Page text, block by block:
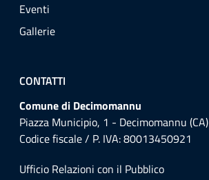
Eventi
Gallerie
CONTATTI
Comune di Decimomannu
Piazza Municipio, 1 - Decimomannu (CA)
Codice fiscale / P. IVA: 80013450921
Ufficio Relazioni con il Pubblico